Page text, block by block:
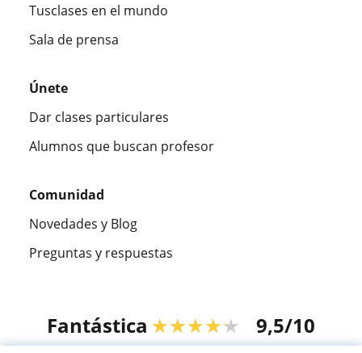
Tusclases en el mundo
Sala de prensa
Únete
Dar clases particulares
Alumnos que buscan profesor
Comunidad
Novedades y Blog
Preguntas y respuestas
Fantástica ★★★★★ 9,5/10